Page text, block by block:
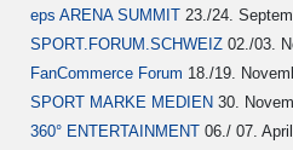
eps ARENA SUMMIT 23./24.
SPORT.FORUM.SCHWEIZ 02./03.
FanCommerce Forum 18./19.
SPORT MARKE MEDIEN 30.
360° ENTERTAINMENT 06./ 07.